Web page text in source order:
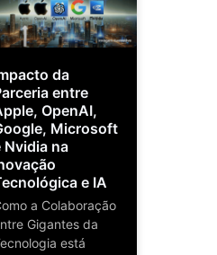
da
entre
OpenAI,
Microsoft
Nvidia na
e IA
a Colaboração
Gigantes da
está